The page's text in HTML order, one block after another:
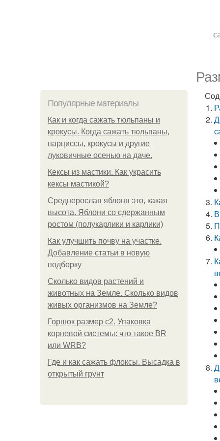
Популярные материалы
Как и когда сажать тюльпаны и
крокусы. Когда сажать тюльпаны,
нарциссы, крокусы и другие
луковичные осенью на даче.
Кексы из мастики. Как украсить
кексы мастикой?
Среднерослая яблоня это, какая
высота. Яблони со сдержанным
ростом (полукарлики и карлики)
Как улучшить почву на участке.
Добавление статьи в новую
подборку
Сколько видов растений и
животных на Земле. Сколько видов
живых организмов на Земле?
Горшок размер с2. Упаковка
корневой системы: что такое BR
или WRB?
Где и как сажать флоксы. Высадка в
открытый грунт